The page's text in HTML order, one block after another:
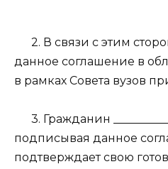
2. В связи с этим
данное соглашение в
в рамках Совета вузов
3. Гражданин
подписывая данное
подтверждает свою